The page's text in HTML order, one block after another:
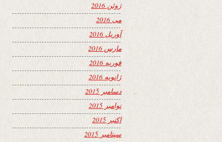
ژوئن 2016
می 2016
آوریل 2016
مارس 2016
فوریه 2016
ژانویه 2016
دسامبر 2015
نوامبر 2015
اکتبر 2015
سپتامبر 2015